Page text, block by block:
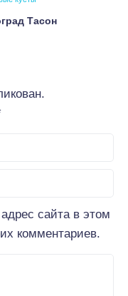
Тасон
сайта в этом
комментариев.